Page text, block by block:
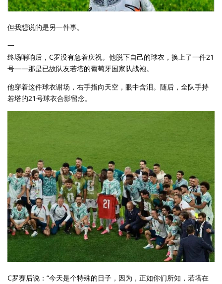
但我想说的是另一件事。
一
终场哨响后，C罗没有急着庆祝。他脱下自己的球衣，换上了一件21
号——那是已故队友若塔的葡萄牙国家队战袍。
他穿着这件球衣谢场，右手指向天空，眼中含泪。随后，全队手持
若塔的21号球衣合影留念。
C罗赛后说：“今天是个特殊的日子，因为，正如你们所知，若塔在